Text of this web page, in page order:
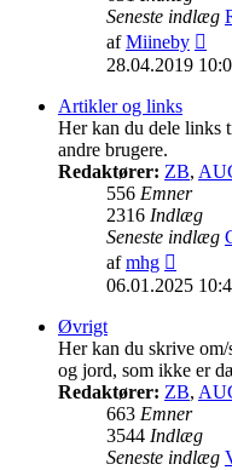
Seneste indlæg
afMiineby
det
28.04.2019
Artikler og links
Her kan du dele links
andre brugere.
Redaktører: ZB,
556 Emner
2316 Indlæg
Seneste indlæg
afmhg
det
06.01.2025
Øvrigt
Her kan du skrive
og jord, som ikke er
Redaktører: ZB,
663 Emner
3544 Indlæg
Seneste indlæg